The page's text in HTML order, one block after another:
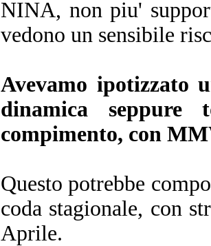
NINA, non piu'
vedono un sensibile
Avevamo ipotizzato
dinamica
compimento, con
Questo potrebbe
coda stagionale, con
Aprile.